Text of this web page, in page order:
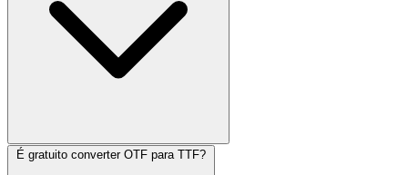
É gratuito converter OTF para TTF?